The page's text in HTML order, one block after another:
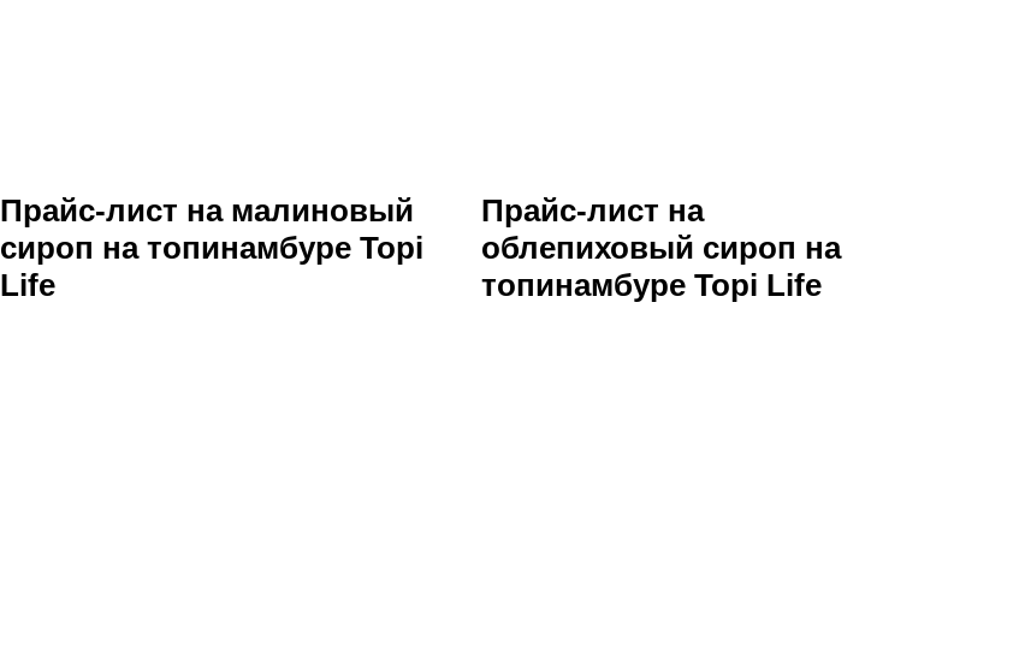
Прайс-лист на малиновый
сироп на топинамбуре Topi
Life
Прайс-лист на
облепиховый сироп на
топинамбуре Topi Life